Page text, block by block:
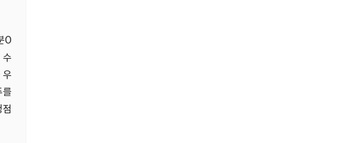
O
수
우
를